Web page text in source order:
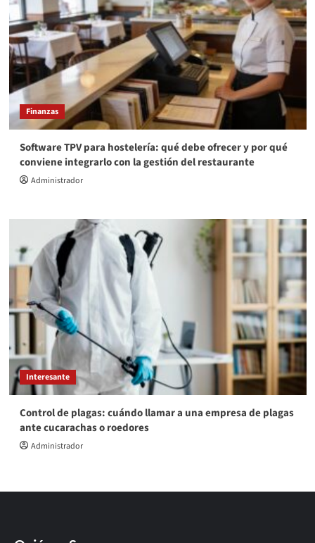
Finanzas
Software TPV para hostelería: qué debe ofrecer y por qué
conviene integrarlo con la gestión del restaurante
Administrador
Interesante
Control de plagas: cuándo llamar a una empresa de plagas
ante cucarachas o roedores
Administrador